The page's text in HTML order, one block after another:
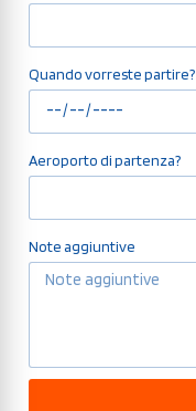
Quando vorreste partire?
Aeroporto di partenza?
Note aggiuntive